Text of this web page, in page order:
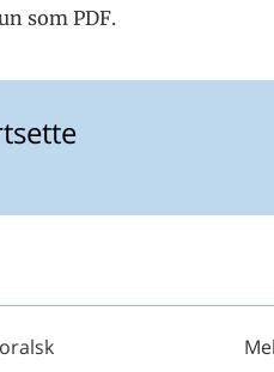
art?
Ny referansegruppe i
annerledes
som PDF.